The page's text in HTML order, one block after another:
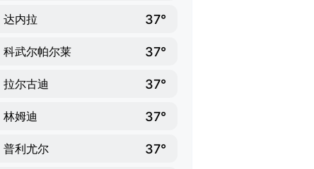
达内拉 37°
科武尔帕尔莱 37°
拉尔古迪 37°
林姆迪 37°
普利尤尔 37°